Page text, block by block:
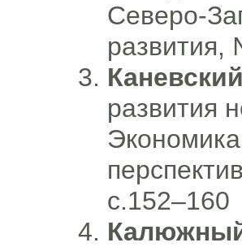
Северо-
развития
с.152–160